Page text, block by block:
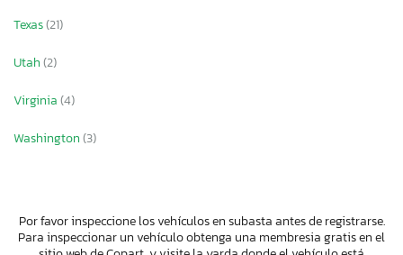
Texas(21)
Utah(2)
Virginia(4)
Washington(3)
Por favor inspeccione los vehículos en subasta antes de registrarse.
Para inspeccionar un vehículo obtenga una membresia gratis en el